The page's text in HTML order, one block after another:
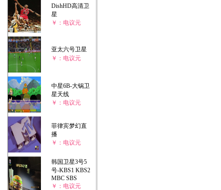
DishHD高清卫
星
￥：电议元
亚太六号卫星
￥：电议元
中星6B-大锅卫
星天线
￥：电议元
菲律宾梦幻直
播
￥：电议元
韩国卫星3号5
号-KBS1 KBS2
MBC SBS
￥：电议元